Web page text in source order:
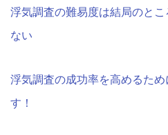
浮気調査の難易度は結局のと
ない
浮気調査の成功率を高めるた
す！